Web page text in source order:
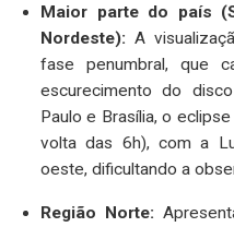
Maior parte do país
Nordeste): A
fase penumbral, que
escurecimento do
Paulo e Brasília, o
volta das 6h), com a
oeste, dificultando a
Região Norte: